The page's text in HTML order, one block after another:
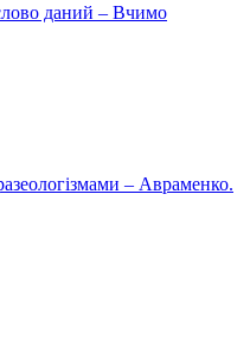
даний – Вчимо
– Авраменко.